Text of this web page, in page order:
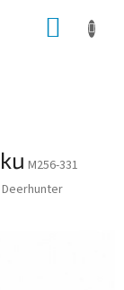
M256-331
Deerhunter